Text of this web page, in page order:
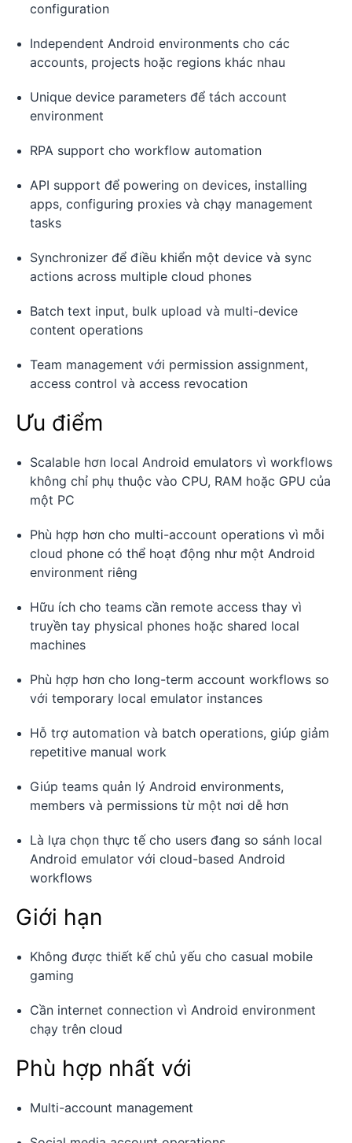
configuration
Independent Android environments cho các
accounts, projects hoặc regions khác nhau
Unique device parameters để tách account
environment
RPA support cho workflow automation
API support để powering on devices, installing
apps, configuring proxies và chạy management
tasks
Synchronizer để điều khiển một device và sync
actions across multiple cloud phones
Batch text input, bulk upload và multi-device
content operations
Team management với permission assignment,
access control và access revocation
Ưu điểm
Scalable hơn local Android emulators vì workflows
không chỉ phụ thuộc vào CPU, RAM hoặc GPU của
một PC
Phù hợp hơn cho multi-account operations vì mỗi
cloud phone có thể hoạt động như một Android
environment riêng
Hữu ích cho teams cần remote access thay vì
truyền tay physical phones hoặc shared local
machines
Phù hợp hơn cho long-term account workflows so
với temporary local emulator instances
Hỗ trợ automation và batch operations, giúp giảm
repetitive manual work
Giúp teams quản lý Android environments,
members và permissions từ một nơi dễ hơn
Là lựa chọn thực tế cho users đang so sánh local
Android emulator với cloud-based Android
workflows
Giới hạn
Không được thiết kế chủ yếu cho casual mobile
gaming
Cần internet connection vì Android environment
chạy trên cloud
Phù hợp nhất với
Multi-account management